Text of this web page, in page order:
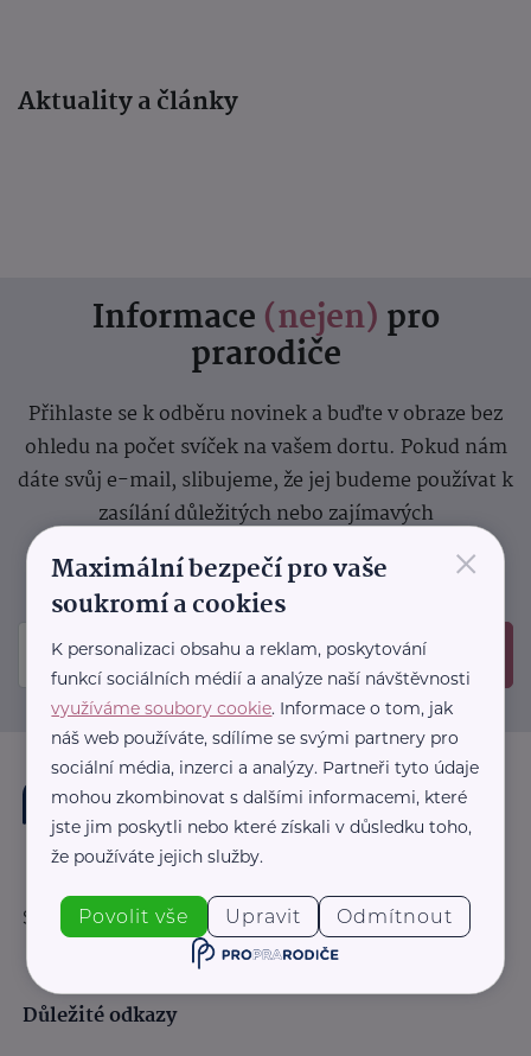
Aktuality a články
Informace (nejen) pro
prarodiče
Přihlaste se k odběru novinek a buďte v obraze bez
ohledu na počet svíček na vašem dortu. Pokud nám
dáte svůj e-mail, slibujeme, že jej budeme používat k
zasílání důležitých nebo zajímavých
Prosíme, zkontrolujte si svoji emailovou
schránku, kam jsme poslali potvrzovací e-mail.
Odeslat
Sledujte nás:
Důležité odkazy
×
Maximální bezpečí pro vaše
soukromí a cookies
K personalizaci obsahu a reklam, poskytování
funkcí sociálních médií a analýze naší návštěvnosti
využíváme soubory cookie. Informace o tom, jak
náš web používáte, sdílíme se svými partnery pro
sociální média, inzerci a analýzy. Partneři tyto údaje
mohou zkombinovat s dalšími informacemi, které
jste jim poskytli nebo které získali v důsledku toho,
že používáte jejich služby.
Povolit vše Upravit Odmítnout